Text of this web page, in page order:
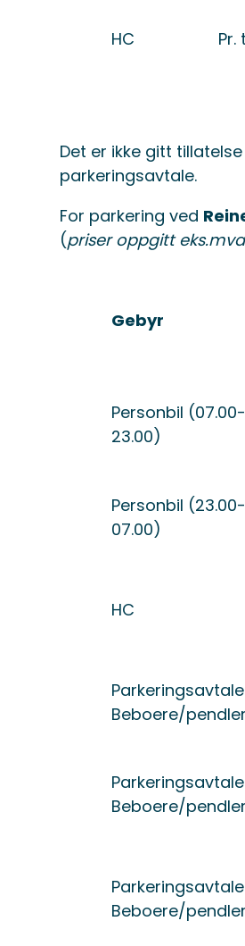
HC Pr.
Det er ikke gitt
parkeringsavtale.
For parkering ved
(priser oppgitt eks.mva
Gebyr
Personbil (07.00-
23.00)
Personbil (23.00-
07.00)
HC
Beboere/
Beboere/
Beboere/